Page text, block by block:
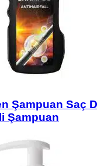
Şampuan Saç
Şampuan